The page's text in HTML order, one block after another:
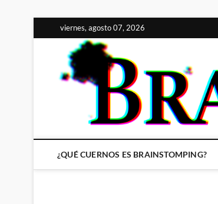
al
contenido
viernes, agosto 07, 2026
¿QUÉ CUERNOS ES BRAINSTOMPING?